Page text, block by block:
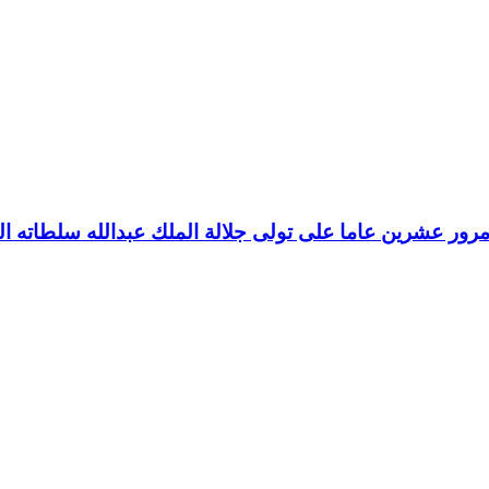
عشرين عاما على تولى جلالة الملك عبدالله سلطاته